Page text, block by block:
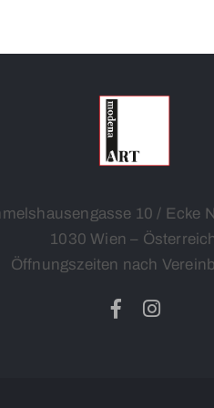
10 / Ecke
1030 Wien – Österreich
Öffnungszeiten nach